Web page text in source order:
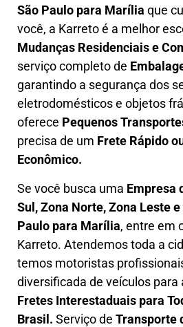
São Paulo para Marília que
você, a Karretoé a melhor
Mudanças Residenciais e
serviço completo de E
garantindo a segurança dos
eletrodomésticos e objetos
oferece Pequenos
precisa de um Frete Rápido
Econômico.
Se você busca uma Empresa
Sul, Zona Norte, Zona Leste
Paulo para Marília, entre em
Karreto. Atendemos toda a
temos motoristas
diversificada de veículos para
Fretes Interestaduais para
Brasil. Serviço de Transporte